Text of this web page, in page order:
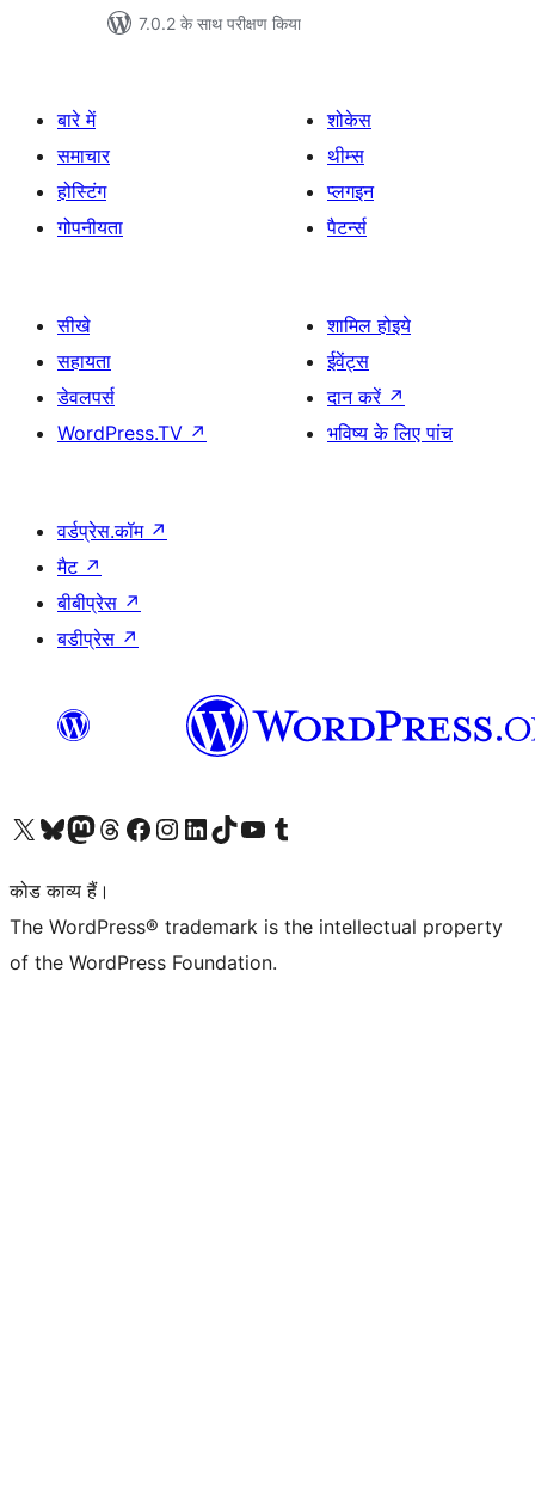
7.0.2 के साथ परीक्षण किया
बारे में
समाचार
होस्टिंग
गोपनीयता
शोकेस
थीम्स
प्लगइन
पैटर्न्स
सीखे
सहायता
डेवलपर्स
WordPress.TV ↗
शामिल होइये
ईवेंट्स
दान करें ↗
भविष्य के लिए पांच
वर्डप्रेस.कॉम ↗
मैट ↗
बीबीप्रेस ↗
बडीप्रेस ↗
Visit our X (formerly Twitter) account
हमारे बलुस्की खाते पर जाएँVisit our Mastodon account
हमारे थ्रेड्स अकाउंट पर जाएंहमारे फेसबुक पेज पर जाएँहमारे इंस्टाग्राम अकाउंट पर जाएंहमारे लिंक्डइन खाते पर जाएँहमारे टिकटॉक खाते पर जाएँहमारे यूट्यूब चैनल पर जाएंहमारे Tumblr खाते पर जाएँ
कोड काव्य हैं।
The WordPress® trademark is the intellectual property
of the WordPress Foundation.